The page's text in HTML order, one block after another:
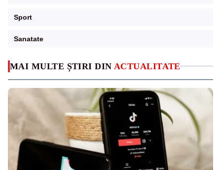
MAI MULTE ȘTIRI DIN ACTUALITATE
Sport
Sanatate